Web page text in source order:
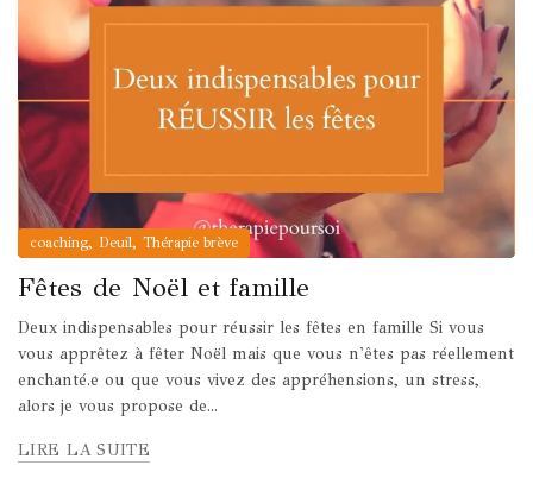
coaching, Deuil, Thérapie brève
Fêtes de Noël et famille
Deux indispensables pour réussir les fêtes en famille Si vous
vous apprêtez à fêter Noël mais que vous n'êtes pas réellement
enchanté.e ou que vous vivez des appréhensions, un stress,
alors je vous propose de...
LIRE LA SUITE